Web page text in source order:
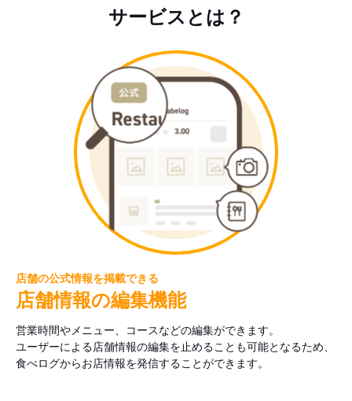
サービスとは？
店舗の公式情報を掲載できる
店舗情報の編集機能
営業時間やメニュー、コースなどの編集ができます。
ユーザーによる店舗情報の編集を止めることも可能となるため、
食べログからお店情報を発信することができます。